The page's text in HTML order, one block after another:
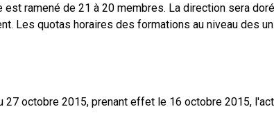
ramené de 21 à 20 membres. La direction sera
Les quotas horaires des formations au niveau des
27 octobre 2015, prenant effet le 16 octobre 2015,